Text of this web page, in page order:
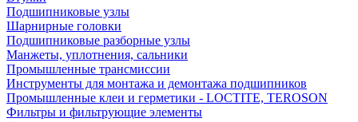
Подшипниковые узлы
Шарнирные головки
Подшипниковые разборные узлы
Манжеты, уплотнения, сальники
Промышленные трансмиссии
Инструменты для монтажа и демонтажа подшипников
Промышленные клеи и герметики - LOCTITE, TEROSON
Фильтры и фильтрующие элементы